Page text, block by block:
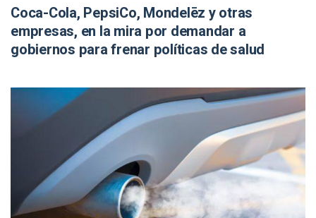
Coca-Cola, PepsiCo, Mondelēz y otras
empresas, en la mira por demandar a
gobiernos para frenar políticas de salud